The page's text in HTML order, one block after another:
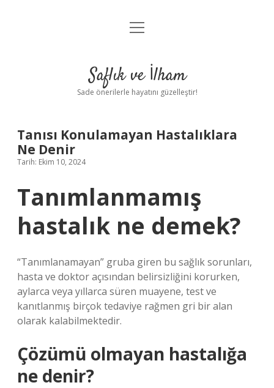
Anasayfa
Yasal Uyarı
menüyü
Saflık ve İlham
Sade önerilerle hayatını güzelleştir!
Tanısı Konulamayan Hastalıklara
Ne Denir
Tarih: Ekim 10, 2024
Tanımlanmamış
hastalık ne demek?
“Tanımlanamayan” gruba giren bu sağlık sorunları,
hasta ve doktor açısından belirsizliğini korurken,
aylarca veya yıllarca süren muayene, test ve
kanıtlanmış birçok tedaviye rağmen gri bir alan
olarak kalabilmektedir.
Çözümü olmayan hastalığa
ne denir?